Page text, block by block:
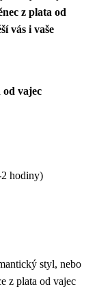
z plata od
vás i vaše
od vajec
hodiny)
styl, nebo
z plata od vajec